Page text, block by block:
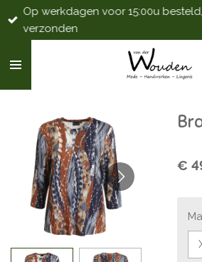
Ga
direct
de
Op werkdagen voor 15:00u
verzonden
€